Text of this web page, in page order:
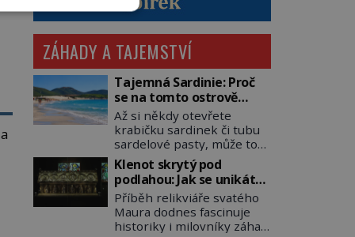
ZÁHADY A TAJEMSTVÍ
Tajemná Sardinie: Proč
se na tomto ostrově
nedoporučuje pytlovat
„mořské brambory“?
Až si někdy otevřete
krabičku sardinek či tubu
sardelové pasty, může to
být i lehké pozvání na
cestu do srdce
Středozemního moře, na
ostrov hrdých Sardů.
Věděli jste, že to byl právě
italský ostrov Sardinie,
Klenot skrytý pod
podlahou: Jak se unikátní
románský poklad dostal
do zapadlého Bečova?
Příběh relikviáře svatého
Maura dodnes fascinuje
historiky i milovníky záhad